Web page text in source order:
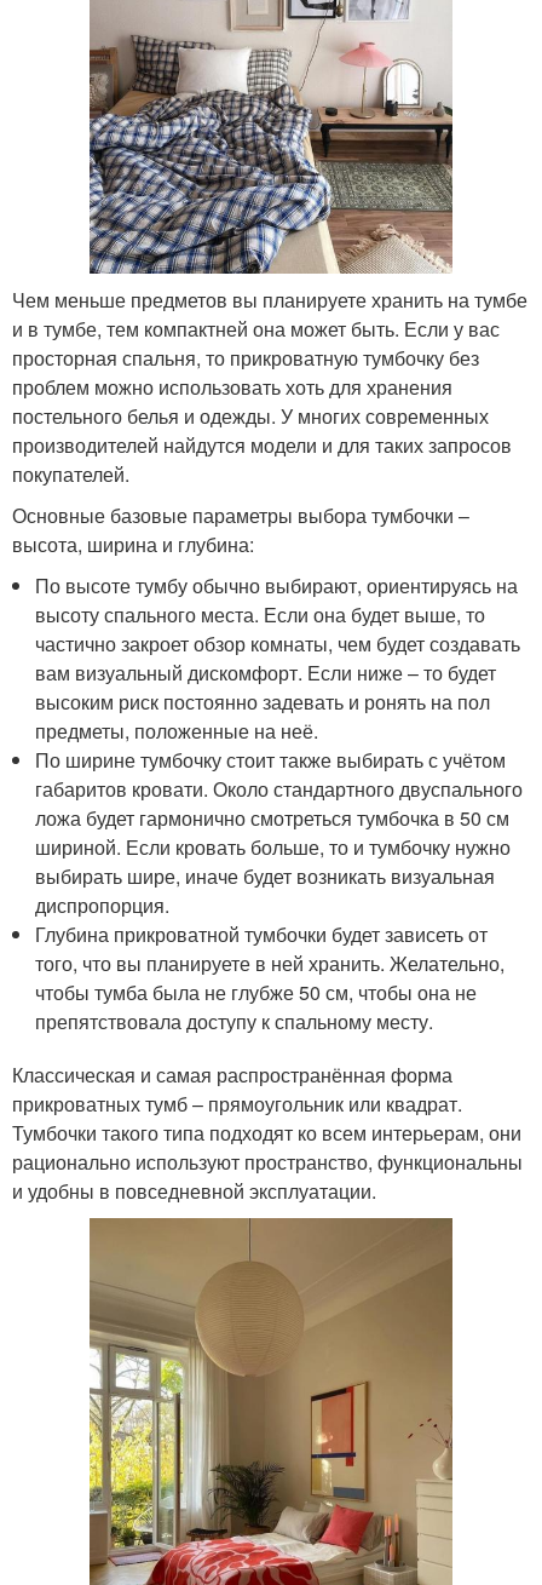
Чем меньше предметов вы планируете хранить на тумбе
и в тумбе, тем компактней она может быть. Если у вас
просторная спальня, то прикроватную тумбочку без
проблем можно использовать хоть для хранения
постельного белья и одежды. У многих современных
производителей найдутся модели и для таких запросов
покупателей.
Основные базовые параметры выбора тумбочки –
высота, ширина и глубина:
По высоте тумбу обычно выбирают, ориентируясь на
высоту спального места. Если она будет выше, то
частично закроет обзор комнаты, чем будет создавать
вам визуальный дискомфорт. Если ниже – то будет
высоким риск постоянно задевать и ронять на пол
предметы, положенные на неё.
По ширине тумбочку стоит также выбирать с учётом
габаритов кровати. Около стандартного двуспального
ложа будет гармонично смотреться тумбочка в 50 см
шириной. Если кровать больше, то и тумбочку нужно
выбирать шире, иначе будет возникать визуальная
диспропорция.
Глубина прикроватной тумбочки будет зависеть от
того, что вы планируете в ней хранить. Желательно,
чтобы тумба была не глубже 50 см, чтобы она не
препятствовала доступу к спальному месту.
Классическая и самая распространённая форма
прикроватных тумб – прямоугольник или квадрат.
Тумбочки такого типа подходят ко всем интерьерам, они
рационально используют пространство, функциональны
и удобны в повседневной эксплуатации.